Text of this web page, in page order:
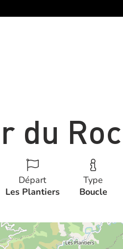
du
Départ
Les Plantiers
Type
Boucle